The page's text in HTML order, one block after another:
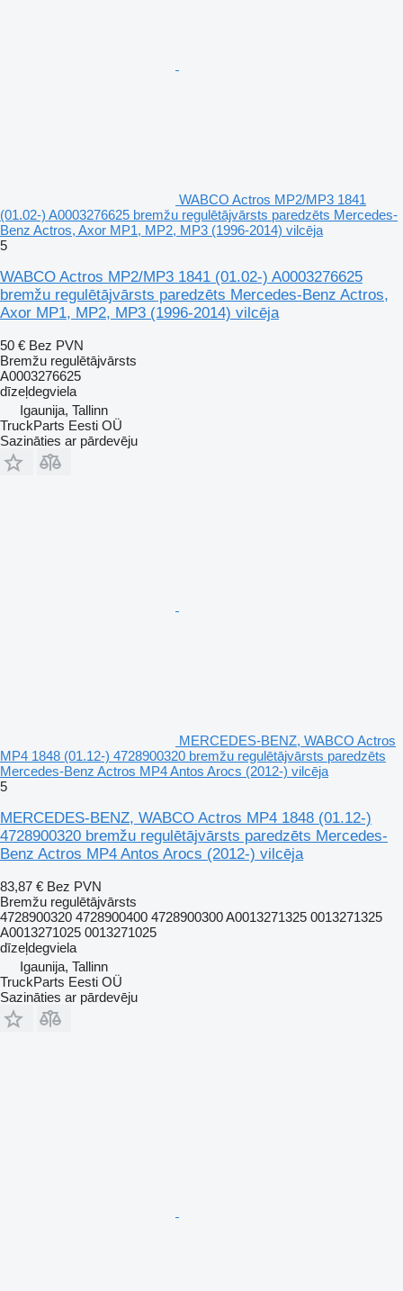
WABCO Actros MP2/MP3 1841
(01.02-) A0003276625 bremžu regulētājvārsts paredzēts Mercedes-
Benz Actros, Axor MP1, MP2, MP3 (1996-2014) vilcēja
5
WABCO Actros MP2/MP3 1841 (01.02-) A0003276625
bremžu regulētājvārsts paredzēts Mercedes-Benz Actros,
Axor MP1, MP2, MP3 (1996-2014) vilcēja
50 € Bez PVN
Bremžu regulētājvārsts
A0003276625
dīzeļdegviela
Igaunija, Tallinn
TruckParts Eesti OÜ
Sazināties ar pārdevēju
MERCEDES-BENZ, WABCO Actros
MP4 1848 (01.12-) 4728900320 bremžu regulētājvārsts paredzēts
Mercedes-Benz Actros MP4 Antos Arocs (2012-) vilcēja
5
MERCEDES-BENZ, WABCO Actros MP4 1848 (01.12-)
4728900320 bremžu regulētājvārsts paredzēts Mercedes-
Benz Actros MP4 Antos Arocs (2012-) vilcēja
83,87 € Bez PVN
Bremžu regulētājvārsts
4728900320 4728900400 4728900300 A0013271325 0013271325
A0013271025 0013271025
dīzeļdegviela
Igaunija, Tallinn
TruckParts Eesti OÜ
Sazināties ar pārdevēju